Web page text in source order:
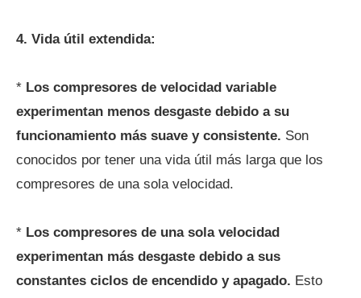
4. Vida útil extendida:
* Los compresores de velocidad variable
experimentan menos desgaste debido a su
funcionamiento más suave y consistente. Son
conocidos por tener una vida útil más larga que los
compresores de una sola velocidad.
* Los compresores de una sola velocidad
experimentan más desgaste debido a sus
constantes ciclos de encendido y apagado. Esto